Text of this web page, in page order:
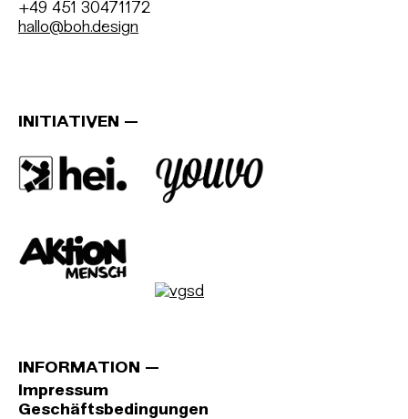
+49 451 30471172
hallo@boh.design
INITIATIVEN
INFORMATION
Impressum
Geschäftsbedingungen